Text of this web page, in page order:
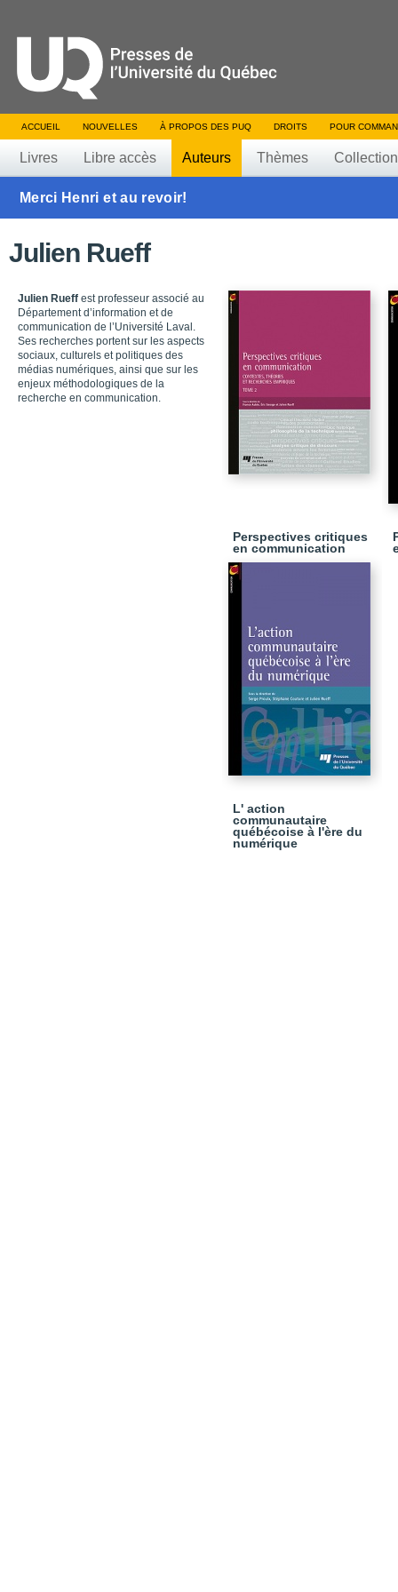
ACCUEIL NOUVELLES À PROPOS DES PUQ DROITS POUR
Livres Libre accès Auteurs Thèmes
Merci Henri et au revoir!
Julien Rueff
Julien Rueff est professeur associé au
Département d’information et de
communication de l’Université Laval.
Ses recherches portent sur les aspects
sociaux, culturels et politiques des
médias numériques, ainsi que sur les
enjeux méthodologiques de la
recherche en communication.
Perspectives critiques
en communication
L' action
communautaire
québécoise à l'ère du
numérique